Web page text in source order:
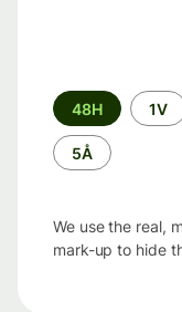
Time
period
48H 1V
5Å
We use the real,
mark-up to hide